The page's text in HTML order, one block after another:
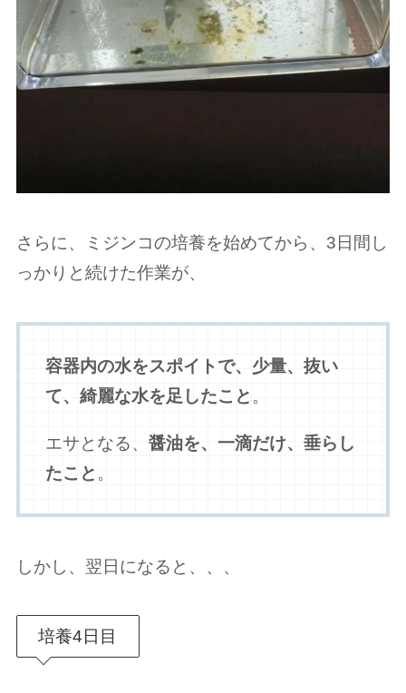
さらに、ミジンコの培養を始めてから、3日間し
っかりと続けた作業が、
容器内の水をスポイトで、少量、抜い
て、綺麗な水を足したこと 。
エサとなる、醤油を、一滴だけ、垂らし
たこと 。
しかし、翌日になると、、、
培養4日目